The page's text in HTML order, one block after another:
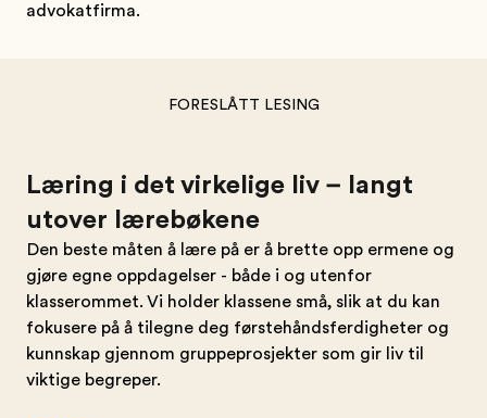
advokatfirma.
FORESLÅTT LESING
Læring i det virkelige liv – langt
utover lærebøkene
Den beste måten å lære på er å brette opp ermene og
gjøre egne oppdagelser - både i og utenfor
klasserommet. Vi holder klassene små, slik at du kan
fokusere på å tilegne deg førstehåndsferdigheter og
kunnskap gjennom gruppeprosjekter som gir liv til
viktige begreper.